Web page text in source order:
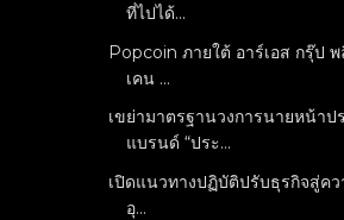
ที่ไปได้...
Popcoin ภายใต้ อาร์เอส กรุ๊ป
เคน ...
เขย่ามาตรฐานวงการนายหน้าป
แบรนด์ “ประ...
เปิดแนวทางปฏิบัติปรับธุรกิจสู่ค
อุ...